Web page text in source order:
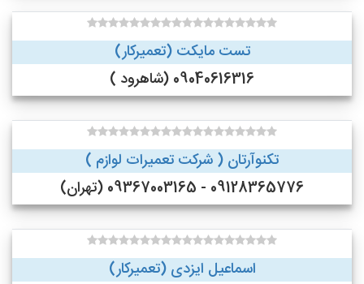
تست مایکت (تعمیرکار)
09040616316 (شاهرود )
تکنوآرتان ( شرکت تعمیرات لوازم )
09128365776 - 09367003165 (تهران)
اسماعیل ایزدی (تعمیرکار)